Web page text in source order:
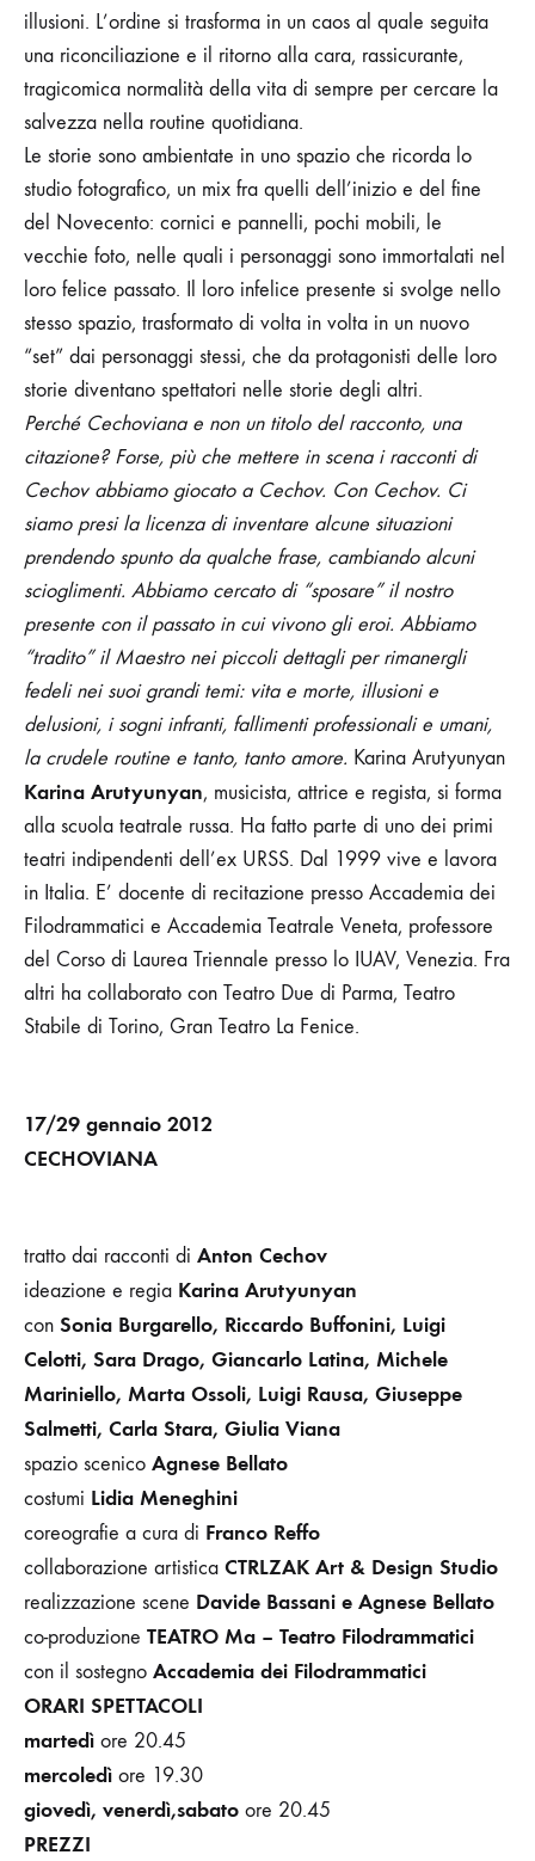
illusioni. L’ordine si trasforma in un caos al quale seguita
una riconciliazione e il ritorno alla cara, rassicurante,
tragicomica normalità della vita di sempre per cercare la
salvezza nella routine quotidiana.
Le storie sono ambientate in uno spazio che ricorda lo
studio fotografico, un mix fra quelli dell’inizio e del fine
del Novecento: cornici e pannelli, pochi mobili, le
vecchie foto, nelle quali i personaggi sono immortalati nel
loro felice passato. Il loro infelice presente si svolge nello
stesso spazio, trasformato di volta in volta in un nuovo
“set” dai personaggi stessi, che da protagonisti delle loro
storie diventano spettatori nelle storie degli altri.
Perché Cechoviana e non un titolo del racconto, una
citazione? Forse, più che mettere in scena i racconti di
Cechov abbiamo giocato a Cechov. Con Cechov. Ci
siamo presi la licenza di inventare alcune situazioni
prendendo spunto da qualche frase, cambiando alcuni
scioglimenti. Abbiamo cercato di “sposare” il nostro
presente con il passato in cui vivono gli eroi. Abbiamo
“tradito” il Maestro nei piccoli dettagli per rimanergli
fedeli nei suoi grandi temi: vita e morte, illusioni e
delusioni, i sogni infranti, fallimenti professionali e umani,
la crudele routine e tanto, tanto amore. Karina Arutyunyan
Karina Arutyunyan, musicista, attrice e regista, si forma
alla scuola teatrale russa. Ha fatto parte di uno dei primi
teatri indipendenti dell’ex URSS. Dal 1999 vive e lavora
in Italia. E’ docente di recitazione presso Accademia dei
Filodrammatici e Accademia Teatrale Veneta, professore
del Corso di Laurea Triennale presso lo IUAV, Venezia. Fra
altri ha collaborato con Teatro Due di Parma, Teatro
Stabile di Torino, Gran Teatro La Fenice.
17/29 gennaio 2012
CECHOVIANA
tratto dai racconti di Anton Cechov
ideazione e regia Karina Arutyunyan
con Sonia Burgarello, Riccardo Buffonini, Luigi
Celotti, Sara Drago, Giancarlo Latina, Michele
Mariniello, Marta Ossoli, Luigi Rausa, Giuseppe
Salmetti, Carla Stara, Giulia Viana
spazio scenico Agnese Bellato
costumi Lidia Meneghini
coreografie a cura di Franco Reffo
collaborazione artistica CTRLZAK Art & Design Studio
realizzazione scene Davide Bassani e Agnese Bellato
co-produzione TEATRO Ma – Teatro Filodrammatici
con il sostegno Accademia dei Filodrammatici
ORARI SPETTACOLI
martedì ore 20.45
mercoledì ore 19.30
giovedì, venerdì,sabato ore 20.45
PREZZI